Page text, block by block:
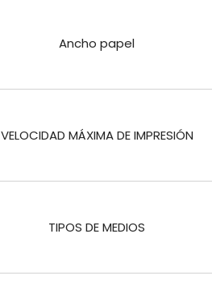
Ancho papel
VELOCIDAD MÁXIMA DE IMPRESIÓN
TIPOS DE MEDIOS